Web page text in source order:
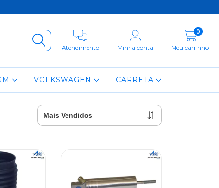
Atendimento Minha conta Meu carrinho
0
VOLKSWAGEN CARRETA